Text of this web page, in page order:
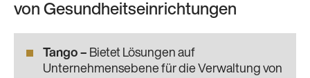
von Gesundheitseinrichtungen
Tango – Bietet Lösungen auf
Unternehmensebene für die Verwaltung von